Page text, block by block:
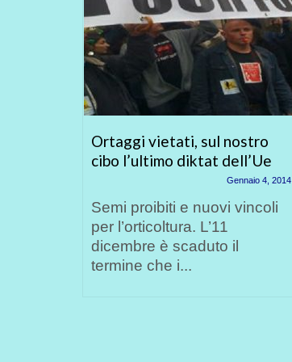
Ortaggi vietati, sul nostro
cibo l’ultimo diktat dell’Ue
Gennaio 4, 2014
Semi proibiti e nuovi vincoli
per l’orticoltura. L’11
dicembre è scaduto il
termine che i...